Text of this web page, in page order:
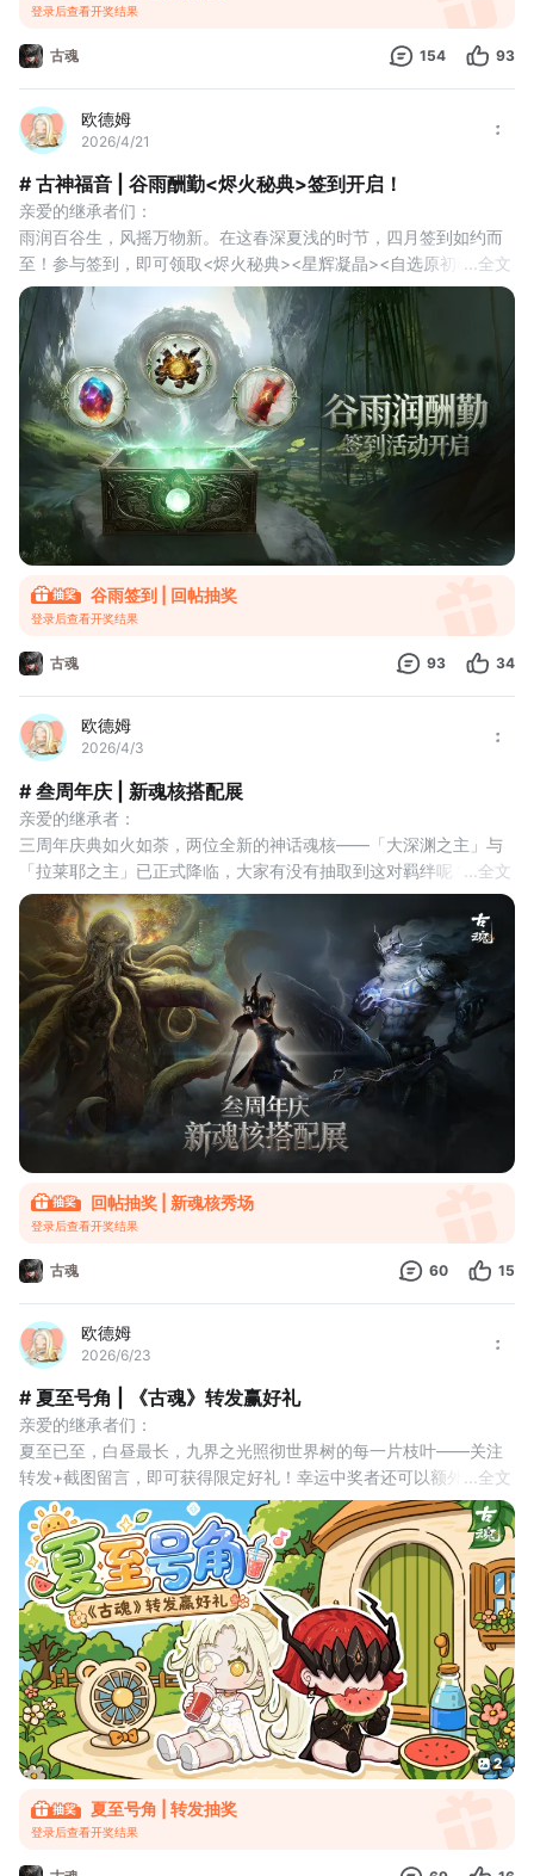
登录后查看开奖结果
古魂 154 93
欧德姆
2026/4/21
# 古神福音 | 谷雨酬勤<烬火秘典>签到开启！
亲爱的继承者们：
雨润百谷生，风摇万物新。在这春深夏浅的时节，四月签到如约而
至！参与签到，即可领取<烬火秘典><星辉凝晶><自选原初魂核碎
片>等稀有好礼~文末还有兑换码等你领~
签到时抽取祝福卡片，集齐指定卡片，还能获取价值从1000到
2000的活动限定礼包哦！
当第一场雨浸润冻土，世界树的根系便在九界深处缓缓舒展。谷雨
——那是诸神洒落的恩赐，是刻在黄金宫石壁上的古老誓约，在此
签到，即是受召的继承
全文
谷雨签到 | 回帖抽奖
登录后查看开奖结果
古魂 93 34
欧德姆
2026/4/3
# 叁周年庆 | 新魂核搭配展
亲爱的继承者：
三周年庆典如火如荼，两位全新的神话魂核——「大深渊之主」与
「拉莱耶之主」已正式降临，大家有没有抽取到这对羁绊呢？
关于魂核搭配，每一位继承者都有自己独特的理解与巧思，有人追
求极致的输出搭配，有人偏爱稳扎稳打的生存阵容，也有人乐于尝
试各种奇妙的组合……欢迎大家晒出自己的巧思，或是分享你的搭配
攻略，赢取价值高达2888的奖品~
当深海的低语穿越千年的冰封，当远古的意志在血脉深处苏醒，当
全文
回帖抽奖 | 新魂核秀场
登录后查看开奖结果
古魂 60 15
欧德姆
2026/6/23
# 夏至号角 | 《古魂》转发赢好礼
亲爱的继承者们：
夏至已至，白昼最长，九界之光照彻世界树的每一片枝叶——关注
转发+截图留言，即可获得限定好礼！幸运中奖者还可以额外获得惊
喜大礼包哦！！
夏至，是火焰与日光最盛大的盟约。穆斯贝尔海姆的烈焰在这一天
攀上顶峰，吹响这支夏至号角，让日光为你引路，让烈焰为你加冕
——盛夏的恩赐，只赠予让号角响彻九界之人。
▌活动时间
2026年6月23日 00:00~2026年6月29日 23:59
▌参与
全文
2
夏至号角 | 转发抽奖
登录后查看开奖结果